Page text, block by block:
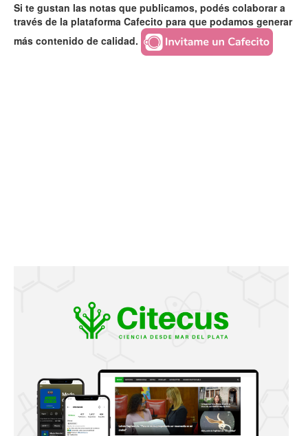
Si te gustan las notas que publicamos, podés colaborar a
través de la plataforma Cafecito para que podamos generar
más contenido de calidad.